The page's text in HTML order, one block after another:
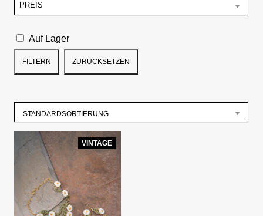
PREIS
Auf Lager
ZURÜCKSETZEN
FILTERN
STANDARDSORTIERUNG
VINTAGE